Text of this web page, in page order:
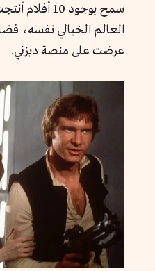
سمح بوجود 10
العالم الخيالي نفسه،
عرضت على منصة ديزني.